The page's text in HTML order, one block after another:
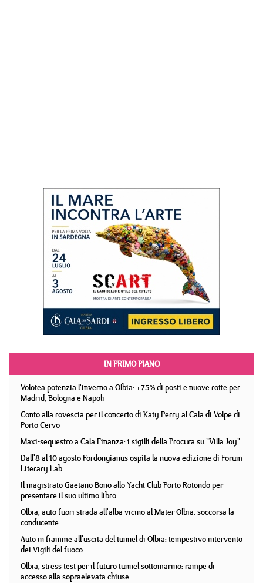
IN PRIMO PIANO
Volotea potenzia l'inverno a Olbia: +75% di posti e nuove rotte per
Madrid, Bologna e Napoli
Conto alla rovescia per il concerto di Katy Perry al Cala di Volpe di
Porto Cervo
Maxi-sequestro a Cala Finanza: i sigilli della Procura su "Villa Joy"
Dall'8 al 10 agosto Fordongianus ospita la nuova edizione di Forum
Literary Lab
Il magistrato Gaetano Bono allo Yacht Club Porto Rotondo per
presentare il suo ultimo libro
Olbia, auto fuori strada all'alba vicino al Mater Olbia: soccorsa la
conducente
Auto in fiamme all'uscita del tunnel di Olbia: tempestivo intervento
dei Vigili del fuoco
Olbia, stress test per il futuro tunnel sottomarino: rampe di
accesso alla sopraelevata chiuse